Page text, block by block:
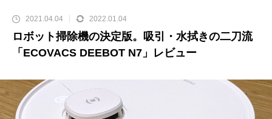
2021.04.04 2022.01.04
ロボット掃除機の決定版。吸引・水拭きの二刀流
「ECOVACS DEEBOT N7」レビュー